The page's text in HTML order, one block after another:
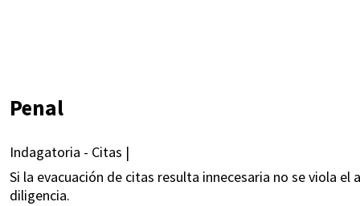
Penal
Indagatoria - Citas |
Si la evacuación de citas resulta innecesaria no se viola el
diligencia.